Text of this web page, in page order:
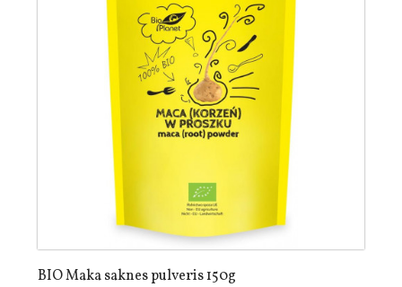
BIO Maka saknes pulveris 150g